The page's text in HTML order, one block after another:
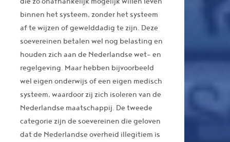
binnen het systeem, zonder het systeem
af te wijzen of gewelddadig te zijn. Deze
soevereinen betalen wel nog belasting en
houden zich aan de Nederlandse wet- en
regelgeving. Maar hebben bijvoorbeeld
wel eigen onderwijs of een eigen medisch
systeem, waardoor zij zich isoleren van de
Nederlandse maatschappij. De tweede
categorie zijn de soevereinen die geloven
dat de Nederlandse overheid illegitiem is